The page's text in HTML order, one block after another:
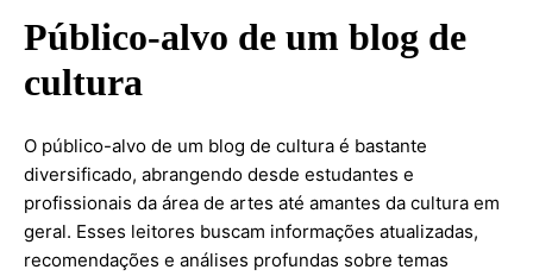
Público-alvo de um blog de
cultura
O público-alvo de um blog de cultura é bastante
diversificado, abrangendo desde estudantes e
profissionais da área de artes até amantes da cultura em
geral. Esses leitores buscam informações atualizadas,
recomendações e análises profundas sobre temas